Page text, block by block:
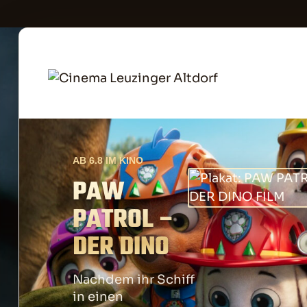
Aktuelles
AB 6.8 IM KINO
PAW
PATROL –
DER DINO
FILM
Nachdem ihr Schiff
in einen